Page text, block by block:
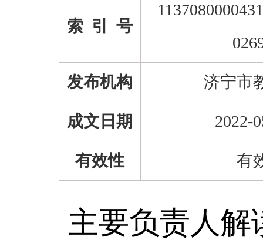
索 引 号
发布机构 济宁市
成文日期 2022-
有效性 有
主要负责人解